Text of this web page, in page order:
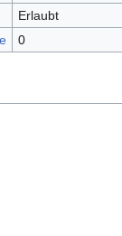
Erlaubt
0